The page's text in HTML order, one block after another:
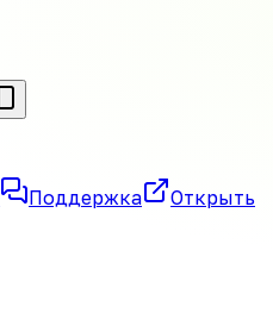
Поддержка
Открыть